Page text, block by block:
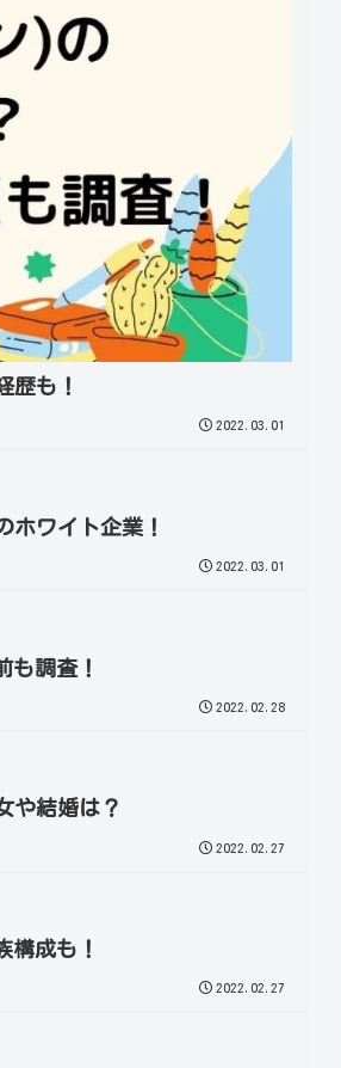
歴も！
2022.03.01
ワイト企業！
2022.03.01
も調査！
2022.02.28
や結婚は？
2022.02.27
構成も！
2022.02.27